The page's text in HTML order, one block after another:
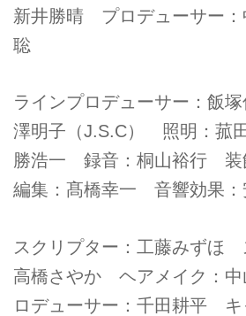
新井勝晴 プロデューサー
聡
ラインプロデューサー：飯
澤明子（J.S.C） 照明：菰
勝浩一 録音：桐山裕行 装
編集：髙橋幸一 音響効果：
スクリプター：工藤みずほ
高橋さやか ヘアメイク：
ロデューサー：千田耕平 キ